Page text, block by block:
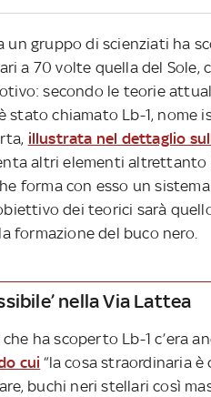
un gruppo di scienziati ha
a 70 volte quella del Sole,
secondo le teorie
stato chiamato Lb-1, nome
illustrata nel dettaglio
altri elementi altrettanto
forma con esso un
dei teorici sarà
formazione del buco nero.
nella Via Lattea
ha scoperto Lb-1 c’era
cui “la cosa straordinaria è
buchi neri stellari così